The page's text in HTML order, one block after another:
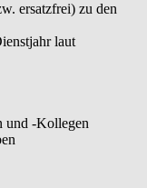
ersatzfrei) zu den
laut
und -Kollegen